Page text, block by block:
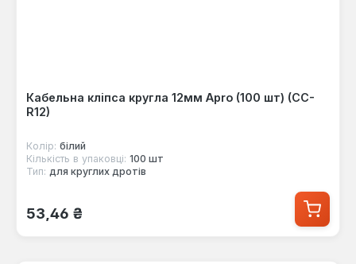
Кабельна кліпса кругла 12мм Apro (100 шт) (CC-
R12)
Колір: білий
Кількість в упаковці: 100 шт
Тип: для круглих дротів
Звичайна ціна:
53,46 ₴